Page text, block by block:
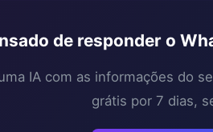
de responder o
IA com as informações do
grátis por 7 dias,